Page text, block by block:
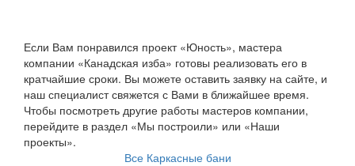
Если Вам понравился проект «Юность», мастера
компании «Канадская изба» готовы реализовать его в
кратчайшие сроки. Вы можете оставить заявку на сайте, и
наш специалист свяжется с Вами в ближайшее время.
Чтобы посмотреть другие работы мастеров компании,
перейдите в раздел «Мы построили» или «Наши
проекты».
Все Каркасные бани